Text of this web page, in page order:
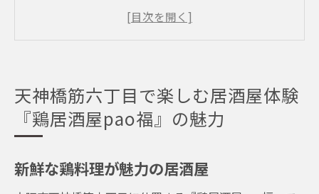
天神橋筋六丁目の居酒屋巡りスタート
鶏肉の旨味を堪能できる秘密
アットホームな雰囲気を味わう
大阪市の隠れた名店『鶏居酒屋pao福』で味わ
隠れた名店の魅力を探る
天神橋筋六丁目で楽しむ居酒屋体験
『鶏居酒屋pao福』の魅力
新鮮な鶏料理が魅力の居酒屋